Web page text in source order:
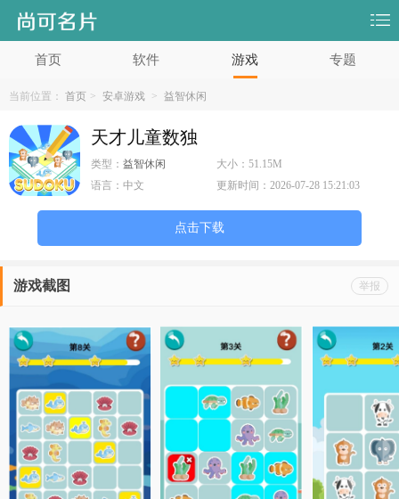
首页 软件 游戏 专题
当前位置： 首页 > 安卓游戏 > 益智休闲
天才儿童数独
类型： 益智休闲 大小：51.15M
语言： 中文 更新时间：2026-07-28 15:21:03
点击下载
举报
游戏截图